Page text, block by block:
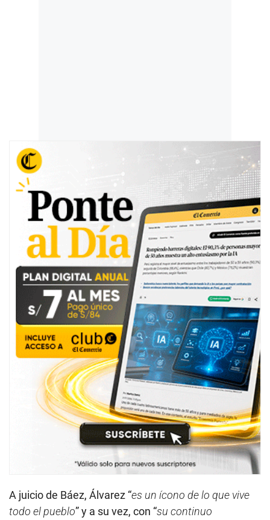
A juicio de Báez, Álvarez “es un ícono de lo que vive
todo el pueblo” y a su vez, con “su continuo